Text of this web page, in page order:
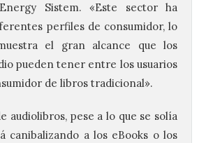
Sistem. «Este sector ha
perfiles de consumidor, lo
el gran alcance que los
pueden tener entre los usuarios
de libros tradicional».
audiolibros, pese a lo que se solía
canibalizando a los eBooks o los